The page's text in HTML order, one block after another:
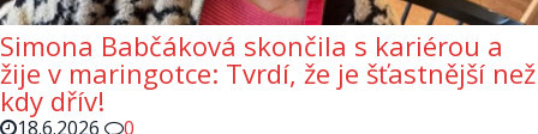
Simona Babčáková skončila s kariérou a
žije v maringotce: Tvrdí, že je šťastnější než
kdy dřív!
18.6.2026
0